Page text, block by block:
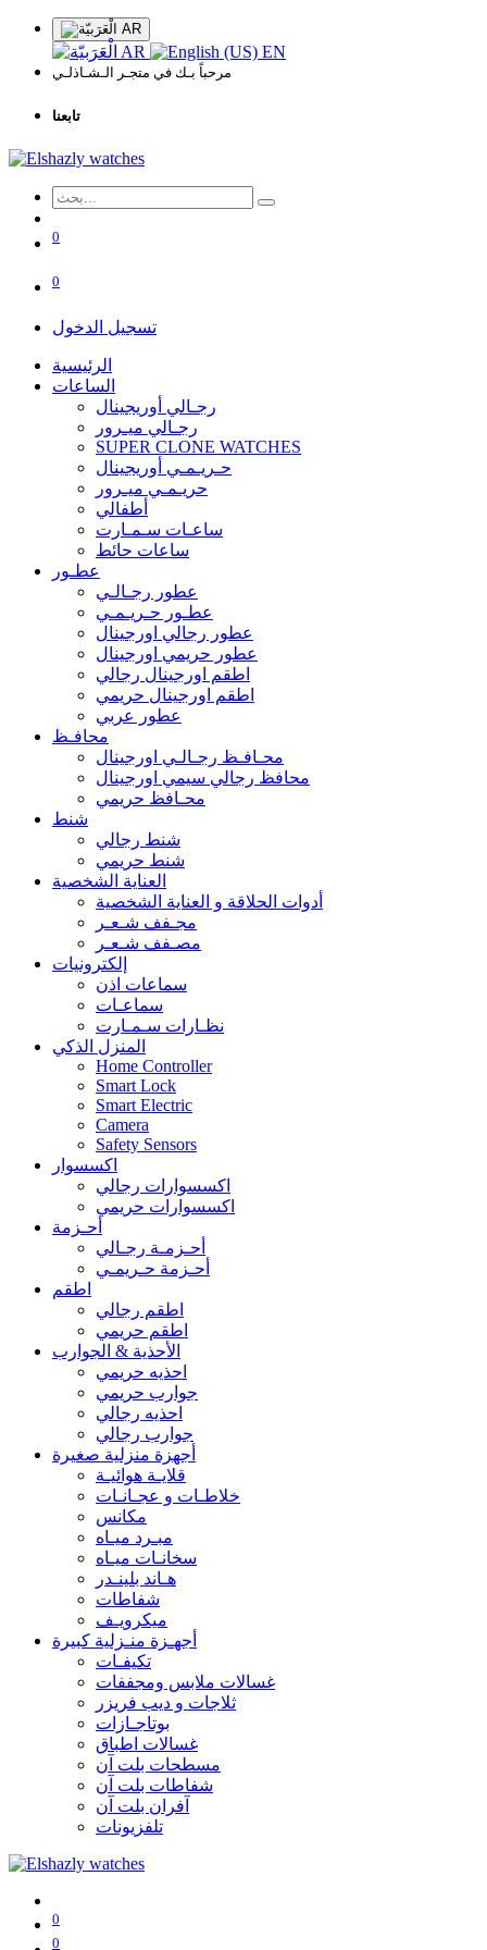
AR
AR EN
مرحباً بـك في متجـر الـشـاذلـي
تابعنا
0
0
تسجيل الدخول
الرئيسية
الساعات
رجـالي أوريجينال
رجـالي ميـرور
SUPER CLONE WATCHES
حـريـمـي أوريجينال
حريـمـي ميـرور
أطفالي
ساعـات سـمـارت
ساعات حائط
عطـور
عطور رجـالـي
عطـور حـريـمـي
عطور رجالي اورجينال
عطور حريمي اورجينال
اطقم اورجينال رجالي
اطقم اورجينال حريمي
عطور عربي
محافـظ
محـافـظ رجـالـي اورجينال
محافظ رجالي سيمي اورجينال
محـافظ حريمي
شنط
شنط رجالي
شنط حريمي
العناية الشخصية
أدوات الحلاقة و العناية الشخصية
مجـفف شـعـر
مصـفف شـعـر
إلكترونيات
سماعات اذن
سماعـات
نظـارات سـمـارت
المنزل الذكي
Home Controller
Smart Lock
Smart Electric
Camera
Safety Sensors
اكسسوار
اكسسوارات رجالي
اكسسوارات حريمي
أحـزمة
أحـزمـة رجـالي
أحـزمة حـريمـي
اطقم
اطقم رجالي
اطقم حريمي
الأحذية & الجوارب
احذيه حريمي
جوارب حريمي
احذيه رجالي
جوارب رجالي
أجهزة منزلية صغيرة
قلايـة هوائيـة
خلاطـات و عجـانـات
مكانس
مبـرد ميـاه
سخانـات ميـاه
هـاند بلينـدر
شفاطات
ميكرويـف
أجهـزة منـزلية كبيرة
تكيفـات
غسالات ملابس ومجففات
ثلاجات و ديب فريزر
بوتاجـازات
غسالات اطباق
مسطحات بلت آن
شفاطات بلت آن
آفران بلت آن
تلفزيونات
0
0